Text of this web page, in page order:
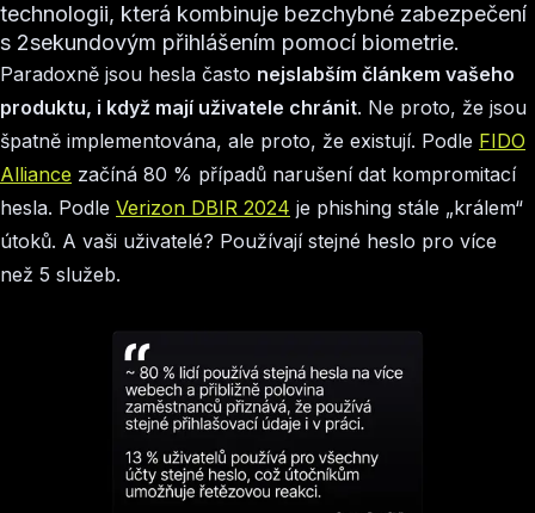
technologii, která kombinuje bezchybné zabezpečení
s 2sekundovým přihlášením pomocí biometrie.
Paradoxně jsou hesla často nejslabším článkem vašeho
produktu, i když mají uživatele chránit. Ne proto, že jsou
špatně implementována, ale proto, že existují. Podle FIDO
Alliance začíná 80 % případů narušení dat kompromitací
hesla. Podle Verizon DBIR 2024 je phishing stále „králem“
útoků. A vaši uživatelé? Používají stejné heslo pro více
než 5 služeb.